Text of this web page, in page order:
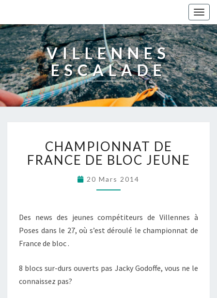
VILLENNES
ESCALADE
CHAMPIONNAT DE
FRANCE DE BLOC JEUNE
20 Mars 2014
Des news des jeunes compétiteurs de Villennes à
Poses dans le 27, où s’est déroulé le championnat de
France de bloc .
8 blocs sur-durs ouverts pas Jacky Godoffe, vous ne le
connaissez pas?